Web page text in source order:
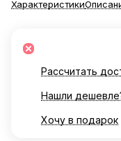
Характеристики
Рассчитать
Нашли
Хочу в подарок